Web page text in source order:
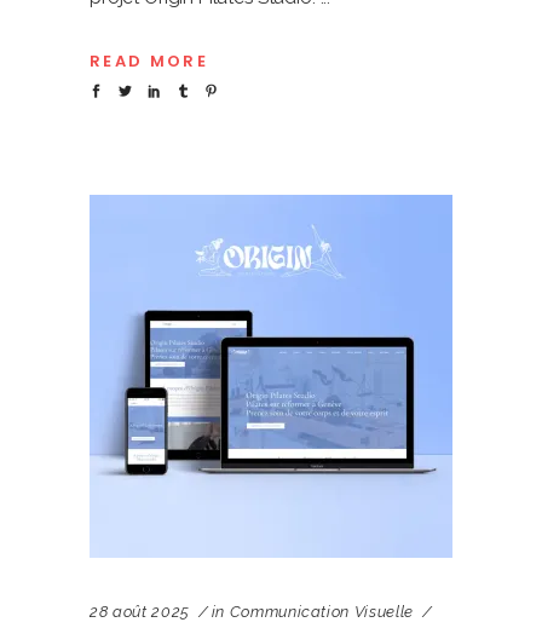
READ MORE
28 août 2025 in Communication Visuelle